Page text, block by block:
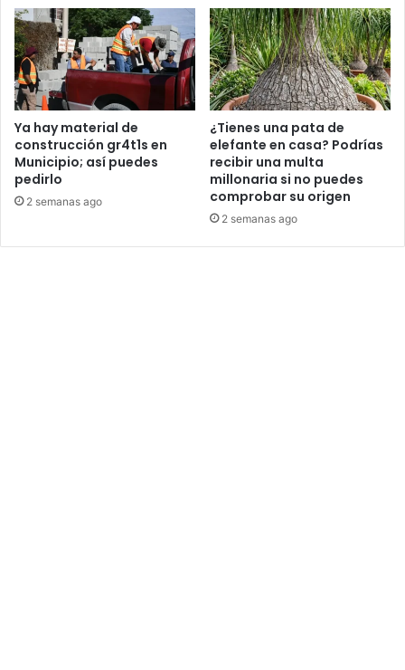
Ya hay material de
construcción gr4t1s en
Municipio; así puedes
pedirlo
2 semanas ago
¿Tienes una pata de
elefante en casa? Podrías
recibir una multa
millonaria si no puedes
comprobar su origen
2 semanas ago